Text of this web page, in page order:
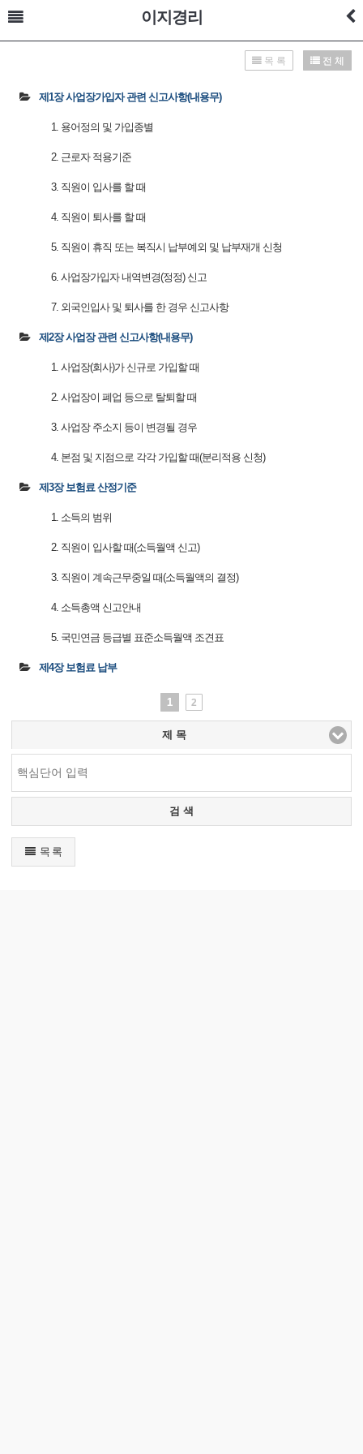
이지경리
목 록 전 체
제1장 사업장가입자 관련 신고사항(내용무)
1. 용어정의 및 가입종별
2. 근로자 적용기준
3. 직원이 입사를 할 때
4. 직원이 퇴사를 할 때
5. 직원이 휴직 또는 복직시 납부예외 및 납부재개 신청
6. 사업장가입자 내역변경(정정) 신고
7. 외국인입사 및 퇴사를 한 경우 신고사항
제2장 사업장 관련 신고사항(내용무)
1. 사업장(회사)가 신규로 가입할 때
2. 사업장이 폐업 등으로 탈퇴할 때
3. 사업장 주소지 등이 변경될 경우
4. 본점 및 지점으로 각각 가입할 때(분리적용 신청)
제3장 보험료 산정기준
1. 소득의 범위
2. 직원이 입사할 때(소득월액 신고)
3. 직원이 계속근무중일 때(소득월액의 결정)
4. 소득총액 신고안내
5. 국민연금 등급별 표준소득월액 조견표
제4장 보험료 납부
1 2
제 목
검 색
목 록